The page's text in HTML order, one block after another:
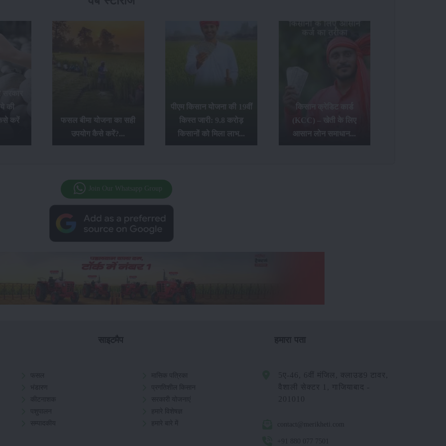
की
करें
फसल बीमा योजना का सही
उपयोग कैसे करें?...
पीएम किसान योजना की 19वीं
किस्त जारी: 9.8 करोड़
किसानों को मिला लाभ...
किसान क्रेडिट कार्ड
(KCC) – खेती के लिए
आसान लोन समाधान...
Join Our Whatsapp Group